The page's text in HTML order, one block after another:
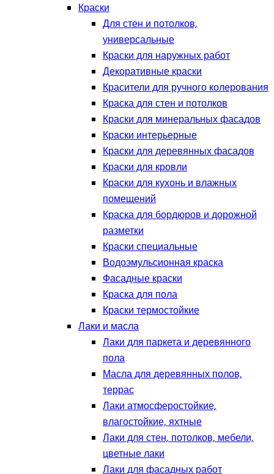
Краски
Для стен и потолков,
универсальные
Краски для наружных работ
Декоративные краски
Красители для ручного колерования
Краска для стен и потолков
Краски для минеральных фасадов
Краски интерьерные
Краски для деревянных фасадов
Краски для кровли
Краски для кухонь и влажных
помещений
Краска для бордюров и дорожной
разметки
Краски специальные
Водоэмульсионная краска
Фасадные краски
Краска для пола
Краски термостойкие
Лаки и масла
Лаки для паркета и деревянного
пола
Масла для деревянных полов,
террас
Лаки атмосферостойкие,
влагостойкие, яхтные
Лаки для стен, потолков, мебели,
цветные лаки
Лаки для фасадных работ